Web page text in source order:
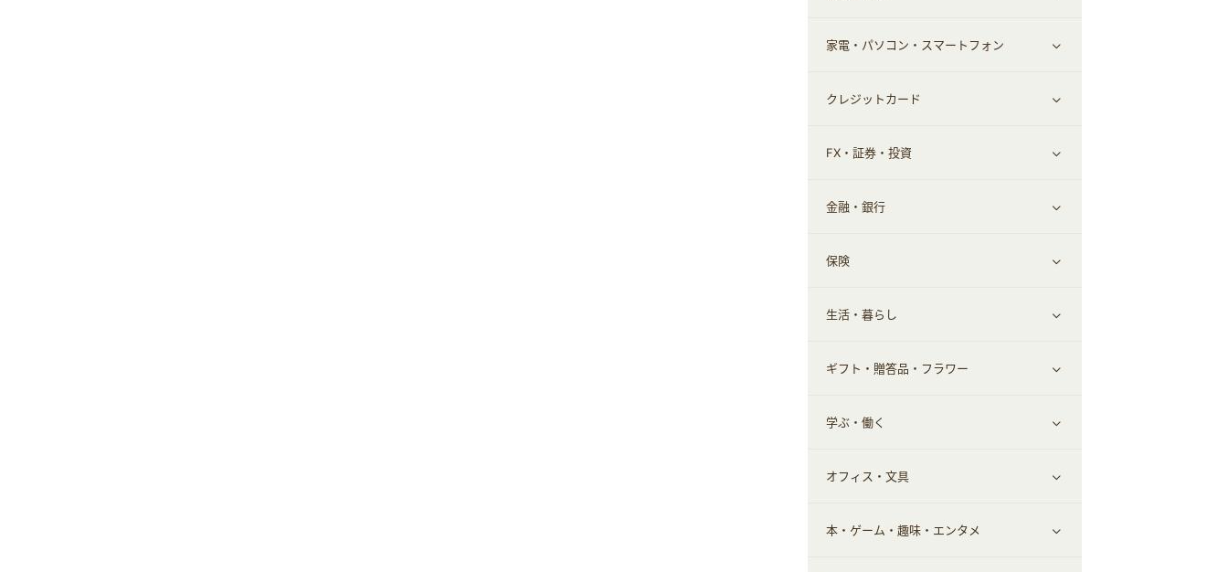
食材宅配
ウォーターサーバー
エステ・サロン
メンズ美容
スポーツ・フィットネス
日用品・薬局・からだ
すべて見る
ネット買取
家電・パソコン・スマートフォン
すべて見る
家電・パソコン・ソフトウェア
通信・レンタルサーバー
スマホ・携帯電話・SIM
定額制有料コンテンツ
クレジットカード
すべて見る
クレジットカード
FX・証券・投資
すべて見る
証券
仮想通貨
その他投資
金融・銀行
銀行・ネット銀行
キャッシング・ローン
その他金融
保険
すべて見る
保険相談・面談
生活・暮らし
すべて見る
住まい・暮らし
不動産
引越し
ギフト・贈答品・フラワー
すべて見る
ギフト・贈答品
学ぶ・働く
すべて見る
習い事・学習・学校
オフィス・文具
すべて見る
本・ゲーム・趣味・エンタメ